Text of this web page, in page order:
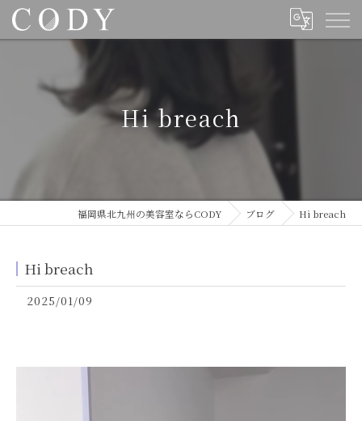
Hi breach
福岡県北九州の美容室ならCODY ブログ Hi breach
Hi breach
2025/01/09